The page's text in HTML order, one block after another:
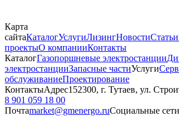
Карта
сайтаКаталогУслугиЛизингНовостиСтатьи
проектыО компанииКонтакты
КаталогГазопоршневые электростанции
электростанцииЗапасные частиУслуги
обслуживаниеПроектирование
КонтактыАдрес152300, г. Тутаев, ул.
8 901 059 18 00
Почтаmarket@gmenergo.ruСоциальные сети